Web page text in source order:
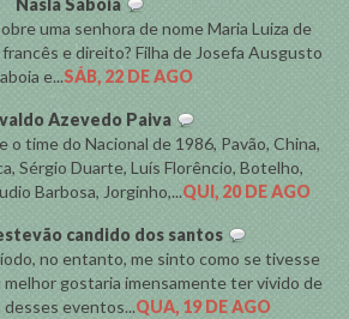
Nasla Saboia
uma senhora de nome Maria Luiza de
e direito? Filha de Josefa Ausgusto
e...SÁB, 22 DE AGO
Azevedo Paiva
o time do Nacional de 1986, Pavão, China,
Sérgio Duarte, Luís Florêncio, Botelho,
Barbosa, Jorginho,...QUI, 20 DE AGO
candido dos santos
no entanto, me sinto como se tivesse
melhor gostaria imensamente ter vivido de
eventos...QUA, 19 DE AGO